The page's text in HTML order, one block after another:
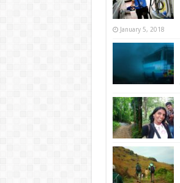
January 5, 2018